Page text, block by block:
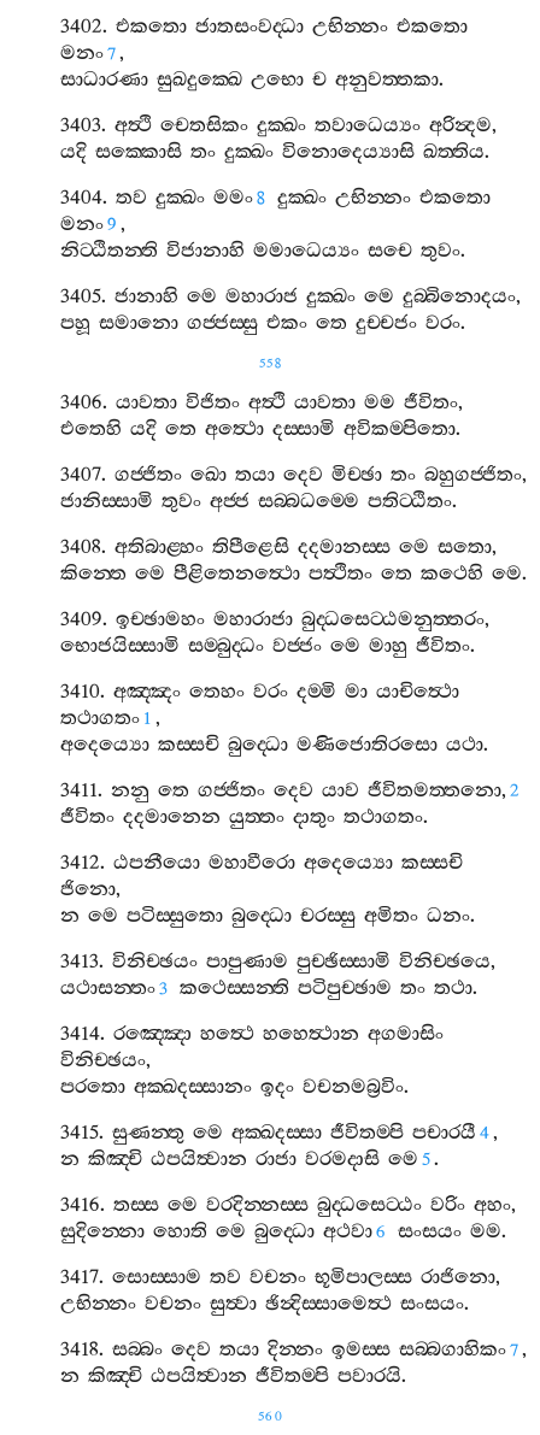
3402.එකතො ජාතසංවද‍්ධා උභින‍්නං එකතො
මනං7,
සාධාරණා සුඛදුක‍්ඛෙ උභො ච අනුවත‍්තකා.
3403.අත්‍ථි චෙතසිකං දුක‍්ඛං තවාධෙය්‍යං අරින්‍දම,
යදි සක‍්කොසි තං දුක‍්ඛං විනොදෙය්‍යාසි ඛත‍්තිය.
3404.තව දුක‍්ඛං මමං8 දුක‍්ඛං උභින‍්නං එකතො
මනං9 ,
නිට‍්ඨිතන‍්ති විජානාහි මමාධෙය්‍යං සචෙ තුවං.
3405.ජානාහි මෙ මහාරාජ දුක‍්ඛං මෙ දුබ‍්බිනොදයං,
පහූ සමානො ගජ‍්ජස‍්සු එකං තෙ දුච‍්චජං වරං.
558
3406.යාවතා විජිතං අත්‍ථි යාවතා මම ජීවිතං,
එතෙහි යදි තෙ අත්‍ථො දස‍්සාමි අවිකම‍්පිතො.
3407.ගජ‍්ජිතං ඛො තයා දෙව මිච‍්ඡා තං බහුගජ‍්ජිතං,
ජානිස‍්සාමි තුවං අජ‍්ජ සබ‍්බධම‍්මෙ පතිට‍්ඨිතං.
3408.අතිබාළ‍්හං තිපීළෙසි දදමානස‍්ස මෙ සතො,
කින‍්තෙ මෙ පීළිතෙනත්‍ථො පත්‍ථිතං තෙ කථෙහි මෙ.
3409.ඉච‍්ඡාමහං මහාරාජා බුද‍්ධසෙට‍්ඨමනුත‍්තරං,
භොජයිස‍්සාමි සම‍්බුද‍්ධං වජ‍්ජං මෙ මාහු ජීවිතං.
3410.අඤ‍්ඤං තෙහං වරං දම‍්මි මා යාචිත්‍ථො
තථාගතං 1 ,
අදෙය්‍යො කස‍්සචි බුද‍්ධො මණිජොතිරසො යථා.
3411.නනු තෙ ගජ‍්ජිතං දෙව යාව ජීවිතමත‍්තනො, 2
ජීවිතං දදමානෙන යුත‍්තං දාතුං තථාගතං.
3412.ඨපනීයො මහාවීරො අදෙය්‍යො කස‍්සචි
ජිනො,
න මෙ පටිස‍්සුතො බුද‍්ධො චරස‍්සු අමිතං ධනං.
3413.විනිච‍්ඡයං පාපුණාම පුච‍්ඡිස‍්සාමි විනිච‍්ඡයෙ,
යථාසන‍්තං3 කථෙස‍්සන‍්ති පටිපුච‍්ඡාම තං තථා.
3414.රඤ‍්ඤො හත්‍ථෙ හහෙත්‍ථාන අගමාසිං
විනිච‍්ඡයං,
පරතො අක‍්ඛදස‍්සානං ඉදං වචනමබ්‍රවිං.
3415.සුණන‍්තු මෙ අක‍්ඛදස‍්සා ජීවිතම‍්පි පචාරයී 4,
න කිඤ‍්චි ඨපයිත්‍වාන රාජා වරමදාසි මෙ 5.
3416.තස‍්ස මෙ වරදින‍්නස‍්ස බුද‍්ධසෙට‍්ඨං වරිං අහං,
සුදින‍්නො හොති මෙ බුද‍්ධො අථවා6 සංසයං මම.
3417.සොස‍්සාම තව වචනං භූමිපාලස‍්ස රාජිනො,
උභින‍්නං වචනං සුත්‍වා ඡින්‍දිස‍්සාමෙත්‍ථ සංසයං.
3418.සබ‍්බං දෙව තයා දින‍්නං ඉමස‍්ස සබ‍්බගාහිකං7,
න කිඤ‍්චි ඨපයිත්‍වාන ජීවිතම‍්පි පවාරයි.
560